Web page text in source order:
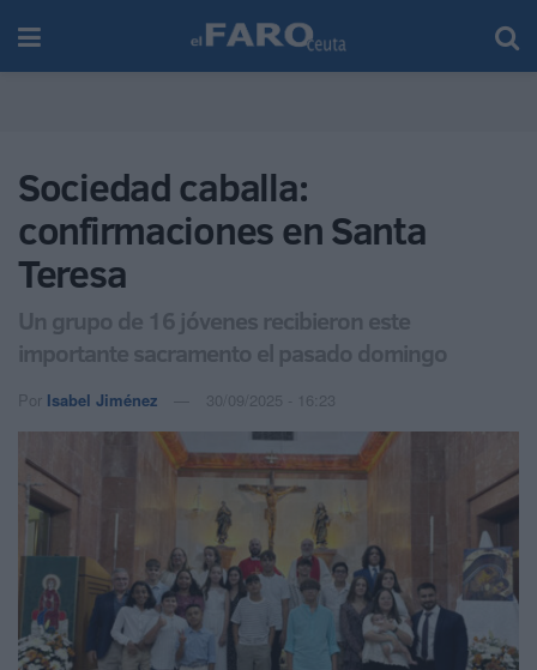
Sociedad caballa:
confirmaciones en Santa
Teresa
Un grupo de 16 jóvenes recibieron este
importante sacramento el pasado domingo
Por Isabel Jiménez 30/09/2025 - 16:23